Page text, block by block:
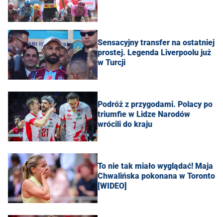
Sensacyjny transfer na ostatniej
prostej. Legenda Liverpoolu już
w Turcji
Podróż z przygodami. Polacy po
triumfie w Lidze Narodów
wrócili do kraju
To nie tak miało wyglądać! Maja
Chwalińska pokonana w Toronto
[WIDEO]